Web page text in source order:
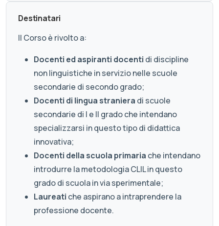
Destinatari
Il Corso è rivolto a:
Docenti ed aspiranti docenti di discipline
non linguistiche in servizio nelle scuole
secondarie di secondo grado;
Docenti di lingua straniera di scuole
secondarie di I e II grado che intendano
specializzarsi in questo tipo di didattica
innovativa;
Docenti della scuola primaria che intendano
introdurre la metodologia CLIL in questo
grado di scuola in via sperimentale;
Laureati che aspirano a intraprendere la
professione docente.